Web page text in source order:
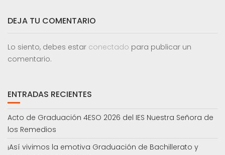
DEJA TU COMENTARIO
Lo siento, debes estar conectado para publicar un
comentario.
ENTRADAS RECIENTES
Acto de Graduación 4ESO 2026 del IES Nuestra Señora de
los Remedios
¡Así vivimos la emotiva Graduación de Bachillerato y